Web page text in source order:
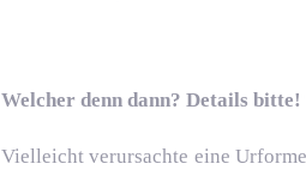
Welcher denn dann? Details
Vielleicht verursachte eine